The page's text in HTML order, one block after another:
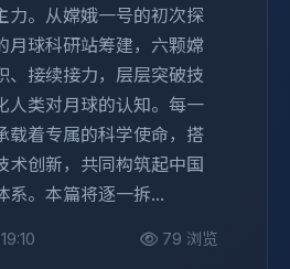
力。从嫦娥一号的初次探
月球科研站筹建，六颗嫦
、接续接力，层层突破技
人类对月球的认知。每一
载着专属的科学使命，搭
术创新，共同构筑起中国
系。本篇将逐一拆...
79 浏览